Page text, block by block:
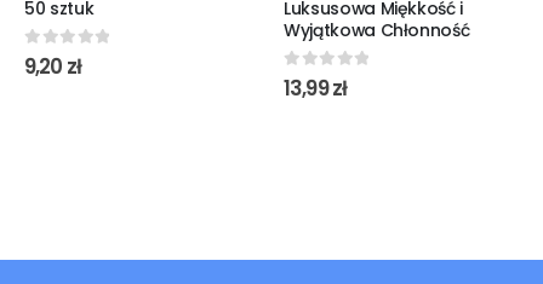
50 sztuk
0out of 5
9,20 zł
Luksusowa Miękkość i
Wyjątkowa Chłonność
0out of 5
13,99zł